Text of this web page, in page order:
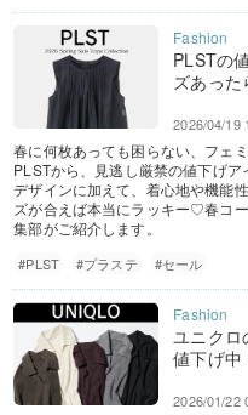
PLSTの
ズあった
2026/04/19
春に何枚あっても困らない、フェ
PLSTから、見逃し厳禁の値下げ
デザインに加えて、着心地や機能
ズが合えば本当にラッキー♡春コ
集部がご紹介します。
#PLST #プラステ #セール
ユニクロ
値下げ中
2026/01/22